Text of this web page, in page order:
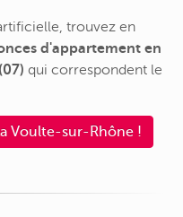
trouvez en
d'appartement en
qui correspondent le
Voulte-sur-Rhône !